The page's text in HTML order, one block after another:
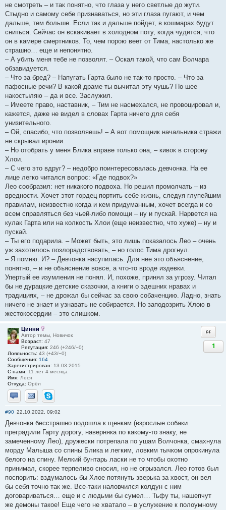
не смотреть – и так понятно, что глаза у него светлые до жути.
Стыдно и самому себе признаваться, но эти глаза пугают, и чем
дальше, тем больше. Если так и дальше пойдет, в кошмарах будут
сниться. Сейчас он вскакивает в холодном поту, когда чудится, что
он в камере смертников. То, чем порою веет от Тима, настолько же
страшно… еще и непонятно.
– А убить меня тебе не позволят. – Оскал такой, что сам Волчара
обзавидуется.
– Что за бред? – Напугать Гарта было не так-то просто. – Что за
пафосные речи? В какой драме ты вычитал эту чушь? По шее
накостыляю – да и все. Заслужил.
– Имеете право, наставник, – Тим не насмехался, не провоцировал и,
кажется, даже не видел в словах Гарта ничего для себя
унизительного.
– Ой, спасибо, что позволяешь! – А вот помощник начальника стражи
не скрывал иронии.
– Но отобрать у меня Блика вправе только она, – кивок в сторону
Хлои.
– С чего это вдруг? – недобро поинтересовалась девчонка. На ее
лице легко читался вопрос: «Где подвох?»
Лео сообразил: нет никакого подвоха. Но решил промолчать – из
вредности. Хочет этот гордец портить себе жизнь, следуя глупейшим
правилам, неизвестно когда и кем придуманным, хочет всегда и со
всем справляться без чьей-либо помощи – ну и пускай. Нарвется на
кулак Гарта или на колкость Хлои (еще неизвестно, что хуже) – ну и
пускай.
– Ты его подарила. – Может быть, это лишь показалось Лео – очень
уж захотелось позлорадствовать, – но голос Тима дрогнул.
– Я помню. И? – Девчонка насупилась. Для нее это объяснение,
понятно, – и не объяснение вовсе, а что-то вроде издевки.
Упертый ее изумления не понял. И, похоже, принял за угрозу. Читал
бы не дурацкие детские сказочки, а книги о здешних нравах и
традициях, – не дрожал бы сейчас за свою собаченцию. Ладно, знать
ничего не знает и узнавать не собирается. Но заподозрить Хлою в
жестокосердии – это слишком.
Цинни
Автор темы, Новичок
Возраст: 47
Репутация: 246 (+246/−0)
Лояльность: 43 (+43/−0)
Сообщения: 164
Зарегистрирован: 13.03.2015
С нами: 11 лет 4 месяца
Имя: Леся
Откуда: Орёл
Отправить личное сообщение
Отправить email
Skype
1
#90 22.10.2022, 09:02
Девчонка бесстрашно подошла к щенкам (взрослые собаки
преградили Гарту дорогу, наверняка по какому-то знаку, не
замеченному Лео), дружески потрепала по ушам Волчонка, смахнула
морду Малыша со спины Блика и легким, ловким тычком опрокинула
белого на спину. Мелкий бунтарь ласки не то чтобы охотно
принимал, скорее терпеливо сносил, но не огрызался. Лео готов был
поспорить: вздумалось бы Хлое потянуть зверька за хвост, он вел
бы себя точно так же. Все-таки наловчился колдун с ним
договариваться… еще и с людьми бы сумел… Тьфу ты, нашепчут
же демоны такое! Еще чего не хватало – в услужение к полоумному